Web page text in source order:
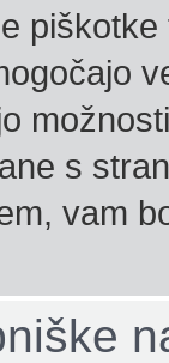
s
vam